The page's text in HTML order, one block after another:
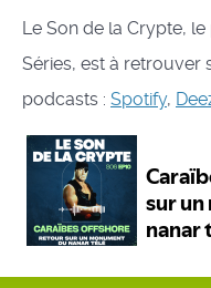
Le Son de la Crypte,
Séries, est à
podcasts : Spotify,